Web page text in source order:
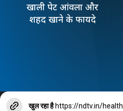
खाली पेट आंवला और
शहद खाने के फायदे
खुल रहा है https://ndtv.in/health